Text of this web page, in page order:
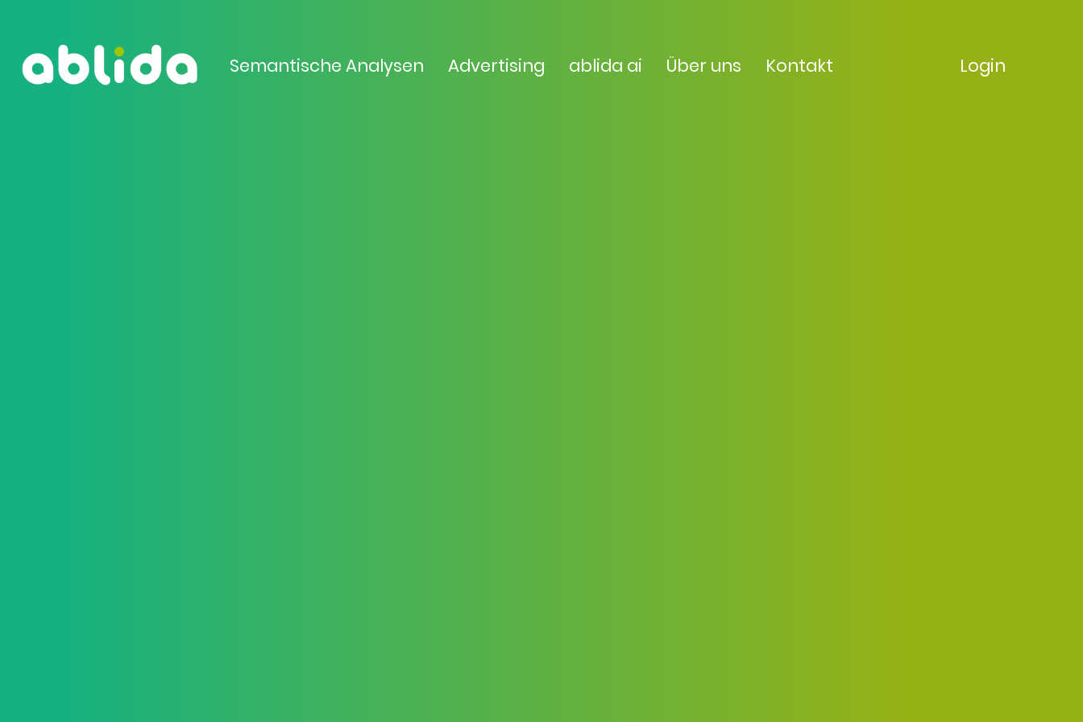
Semantische Analysen Advertising ablida ai Über uns Kontakt Login